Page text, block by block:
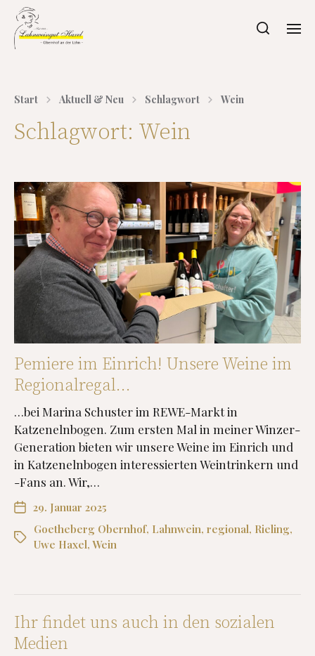
Start Aktuell & Neu Schlagwort Wein
Schlagwort: Wein
Pemiere im Einrich! Unsere Weine im
Regionalregal…
…bei Marina Schuster im REWE-Markt in
Katzenelnbogen. Zum ersten Mal in meiner Winzer-
Generation bieten wir unsere Weine im Einrich und
in Katzenelnbogen interessierten Weintrinkern und
-Fans an. Wir,…
29. Januar 2025
Goetheberg Obernhof, Lahnwein, regional, Rieling,
Uwe Haxel, Wein
Ihr findet uns auch in den sozialen
Medien